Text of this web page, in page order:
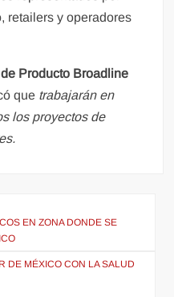
retailers y operadores
Producto Broadline
que trabajarán en
los proyectos de
EN ZONA DONDE SE
DE MÉXICO CON LA SALUD